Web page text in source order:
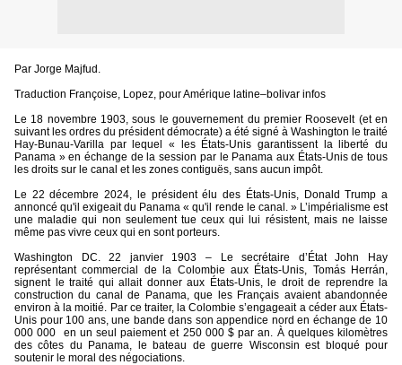
Par Jorge Majfud.
Traduction Françoise, Lopez, pour Amérique latine–bolivar infos
Le 18 novembre 1903, sous le gouvernement du premier Roosevelt (et en
suivant les ordres du président démocrate) a été signé à Washington le traité
Hay-Bunau-Varilla par lequel « les États-Unis garantissent la liberté du
Panama » en échange de la session par le Panama aux États-Unis de tous
les droits sur le canal et les zones contiguës, sans aucun impôt.
Le 22 décembre 2024, le président élu des États-Unis, Donald Trump a
annoncé qu'il exigeait du Panama « qu'il rende le canal. » L’impérialisme est
une maladie qui non seulement tue ceux qui lui résistent, mais ne laisse
même pas vivre ceux qui en sont porteurs.
Washington DC. 22 janvier 1903 – Le secrétaire d’État John Hay
représentant commercial de la Colombie aux États-Unis, Tomás Herrán,
signent le traité qui allait donner aux États-Unis, le droit de reprendre la
construction du canal de Panama, que les Français avaient abandonnée
environ à la moitié. Par ce traiter, la Colombie s’engageait a céder aux États-
Unis pour 100 ans, une bande dans son appendice nord en échange de 10
000 000
en un seul paiement et 250 000 $ par an. À quelques kilomètres
des côtes du Panama, le bateau de guerre Wisconsin est bloqué pour
soutenir le moral des négociations.